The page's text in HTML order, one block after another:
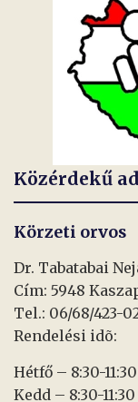
Közérdekű
Körzeti orvos
Dr. Tabatabai
Cím: 5948
Tel.: 06/68/423-
Rendelési idõ:
Hétfő – 8:30-11:30
Kedd – 8:30-11:30